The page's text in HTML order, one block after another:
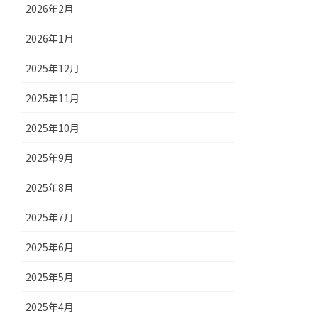
2026年2月
2026年1月
2025年12月
2025年11月
2025年10月
2025年9月
2025年8月
2025年7月
2025年6月
2025年5月
2025年4月